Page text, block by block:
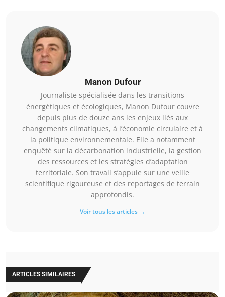
Manon Dufour
Journaliste spécialisée dans les transitions
énergétiques et écologiques, Manon Dufour couvre
depuis plus de douze ans les enjeux liés aux
changements climatiques, à l’économie circulaire et à
la politique environnementale. Elle a notamment
enquêté sur la décarbonation industrielle, la gestion
des ressources et les stratégies d’adaptation
territoriale. Son travail s’appuie sur une veille
scientifique rigoureuse et des reportages de terrain
approfondis.
Voir tous les articles →
ARTICLES SIMILAIRES